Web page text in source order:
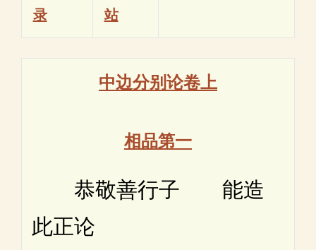
录
站
中边分别论卷上
相品第一
恭敬善行子 能造
此正论